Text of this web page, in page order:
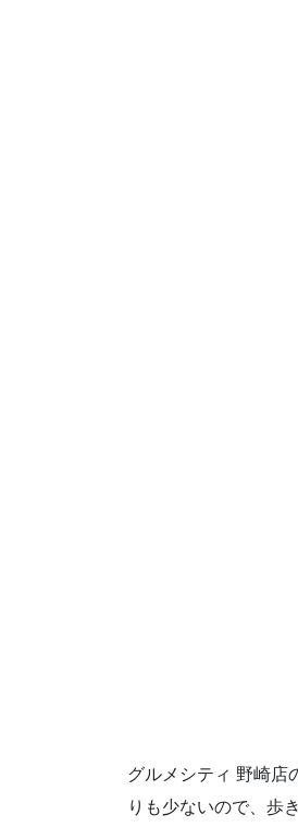
グルメシティ 野崎店
りも少ないので、歩